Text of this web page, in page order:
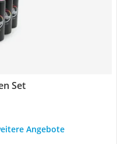
Set
Angebote